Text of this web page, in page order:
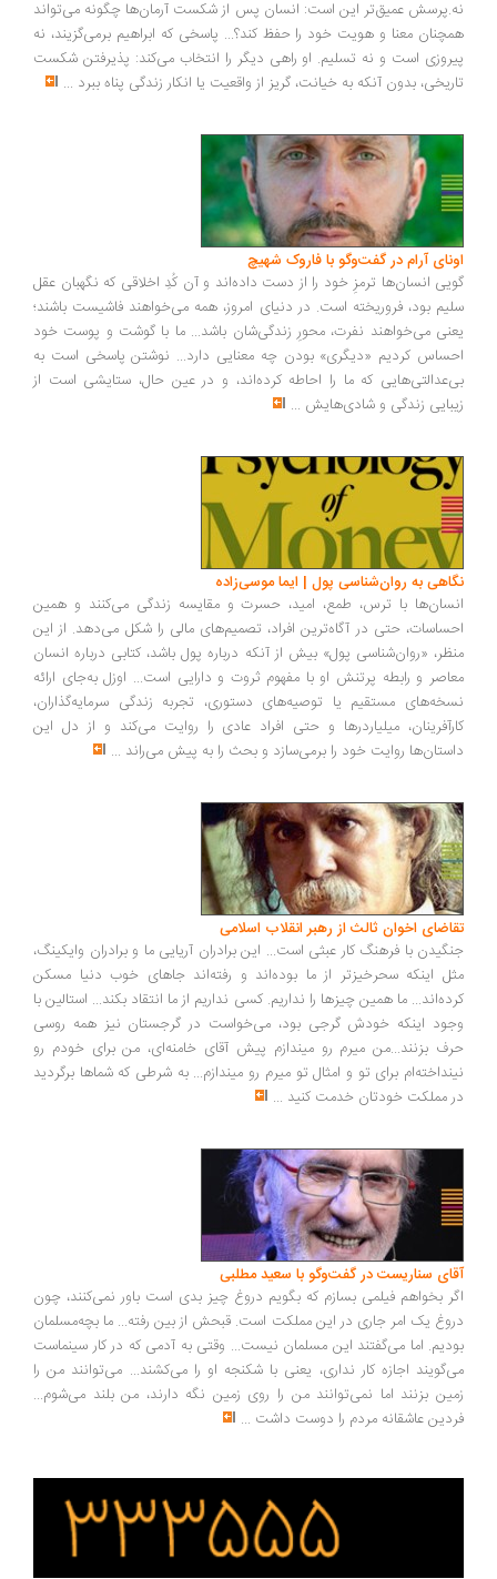
عمیق‌تر این است: انسان پس از شکست آرمان‌ها چگونه می‌تواند
معنا و هویت خود را حفظ کند؟... پاسخی که ابراهیم برمی‌گزیند، نه
است و نه تسلیم. او راهی دیگر را انتخاب می‌کند: پذیرفتن شکست
بدون آنکه به خیانت، گریز از واقعیت یا انکار زندگی پناه ببرد...
آرام در گفت‌وگو با فاروک شهیچ‭
انسان‌ها ترمزِ خود را از دست داده‌اند و آن کُدِ اخلاقی که نگهبان عقل
بود، فروریخته است. در دنیای امروز، همه می‌خواهند فاشیست باشند؛
می‌خواهند نفرت، محورِ زندگی‌شان باشد... ما با گوشت و پوست خود
کردیم «دیگری» بودن چه معنایی دارد... نوشتن پاسخی است به
که ما را احاطه کرده‌اند، و در عین حال، ستایشی است از
زندگی و شادی‌هایش...
به روان‌شناسی پول | ایما موسی‌زاده
با ترس، طمع، امید، حسرت و مقایسه زندگی می‌کنند و همین
حتی در آگاه‌ترین افراد، تصمیم‌های مالی را شکل می‌دهد. از این
«روان‌شناسی پول» بیش از آنکه درباره پول باشد، کتابی درباره انسان
و رابطه پرتنش او با مفهوم ثروت و دارایی است... اوزل به‌جای ارائه
مستقیم یا توصیه‌های دستوری، تجربه زندگی سرمایه‌گذاران،
میلیاردرها و حتی افراد عادی را روایت می‌کند و از دل این
روایت خود را برمی‌سازد و بحث را به پیش می‌راند ...
اخوان ثالث از رهبر انقلاب اسلامی
با فرهنگ کار عبثی است... این برادران آریایی ما و برادران وایکینگ،
اینکه سحرخیزتر از ما بوده‌اند و رفته‌اند جاهای خوب دنیا مسکن
ما همین چیزها را نداریم. کسی نداریم از ما انتقاد بکند... استالین با
اینکه خودش گرجی بود، می‌خواست در گرجستان نیز همه روسی
بزنند...من میرم رو میندازم پیش آقای خامنه‌ای، من برای خودم رو
برای تو و امثال تو میرم رو میندازم... به شرطی که شماها برگردید
مملکت خودتان خدمت کنید...
سناریست در گفت‌وگو با سعید مطلبی
بخواهم فیلمی بسازم که بگویم دروغ چیز بدی است باور نمی‌کنند، چون
یک امر جاری در این مملکت است. قبحش از بین رفته... ما بچه‌مسلمان
اما می‌گفتند این مسلمان نیست... وقتی به آدمی که در کار سینماست
اجازه کار نداری، یعنی با شکنجه او را می‌کشند... می‌توانند من را
بزنند اما نمی‌توانند من را روی زمین نگه دارند، من بلند می‌شوم...
عاشقانه مردم را دوست داشت ...